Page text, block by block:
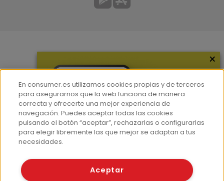
Hemeroteca
Contacto
Prensa
Corpus Lingüístico Consumer
© Fundación EROSKI
×
En consumer.es utilizamos cookies propias y de terceros
para asegurarnos que la web funciona de manera
correcta y ofrecerte una mejor experiencia de
navegación. Puedes aceptar todas las cookies
pulsando el botón “aceptar”, rechazarlas o configurarlas
para elegir libremente las que mejor se adaptan a tus
necesidades.
Aceptar